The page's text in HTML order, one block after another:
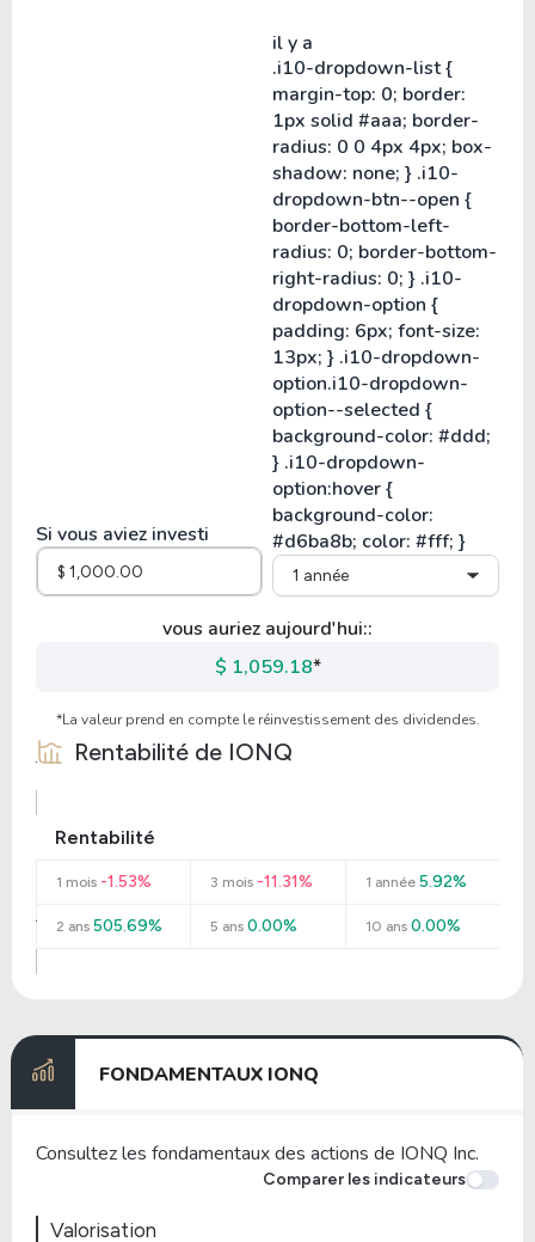
Si vous aviez investi
il y a
1 année
vous auriez aujourd'hui::
$ 1,059.18*
*La valeur prend en compte le réinvestissement des dividendes.
Rentabilité de IONQ
Rentabilité
1 mois -1.53% 3 mois -11.31% 1 année5.92%
2 ans 505.69% 5 ans 0.00% 10 ans0.00%
FONDAMENTAUX IONQ
Consultez les fondamentaux des actions de IONQ Inc.
Comparer les indicateurs
Valorisation